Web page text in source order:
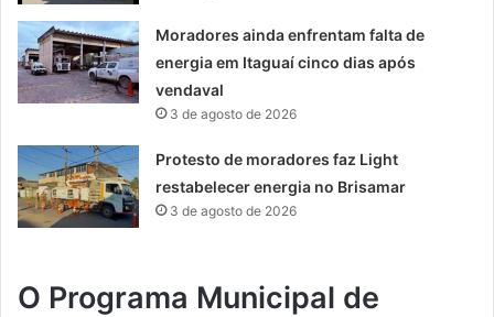
Moradores ainda enfrentam falta de
energia em Itaguaí cinco dias após
vendaval
3 de agosto de 2026
Protesto de moradores faz Light
restabelecer energia no Brisamar
3 de agosto de 2026
O Programa Municipal de